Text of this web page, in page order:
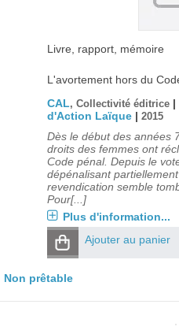
Livre, rapport, mémoire
L'avortement hors du
CAL, Collectivité éditrice |
d'Action Laïque| 2015
Dès le début des années
droits des femmes ont
Code pénal. Depuis le
dépénalisant
revendication semble
Pour[...]
Plus d'information...
Ajouter au panier
Non prêtable